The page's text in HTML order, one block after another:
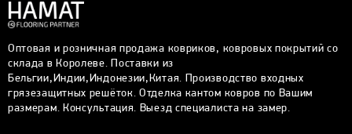
Оптовая и розничная продажа ковриков, ковровых покрытий со
склада в Королеве. Поставки из
Бельгии,Индии,Индонезии,Китая. Производство входных
грязезащитных решёток. Отделка кантом ковров по Вашим
размерам. Консультация. Выезд специалиста на замер.